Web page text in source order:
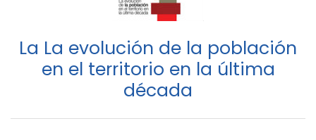
La La evolución de la población
en el territorio en la última
década